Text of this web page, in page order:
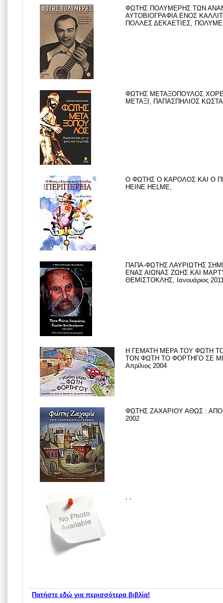
ΦΩΤΗΣ ΠΟΛΥΜΕΡΗΣ ΤΩΝ
ΑΥΤΟΒΙΟΓΡΑΦΙΑ ΕΝΟΣ
ΠΟΛΛΕΣ ΔΕΚΑΕΤΙΕΣ,
ΦΩΤΗΣ ΜΕΤΑΞΟΠΟΥΛΟΣ
ΜΕΤΑΞΙ, ΠΑΠΑΣΠΗΛΙΟΣ
Ο ΦΩΤΗΣ Ο ΚΑΡΟΛΟΣ ΚΑΙ Ο
HEINE HELME,
ΠΑΠΑ-ΦΩΤΗΣ ΛΑΥΡΙΩΤΗΣ
ΕΝΑΣ ΑΙΩΝΑΣ ΖΩΗΣ ΚΑΙ
ΘΕΜΙΣΤΟΚΛΗΣ, Ιανουάριος
Η ΓΕΜΑΤΗ ΜΕΡΑ ΤΟΥ ΦΩΤΗ
ΤΟΝ ΦΩΤΗ ΤΟ ΦΟΡΤΗΓΟ ΣΕ
Απρίλιος 2004
ΦΩΤΗΣ ΖΑΧΑΡΙΟΥ ΑΘΩΣ :
2002
Πατήστε εδώ για περισσότερα βιβλία!